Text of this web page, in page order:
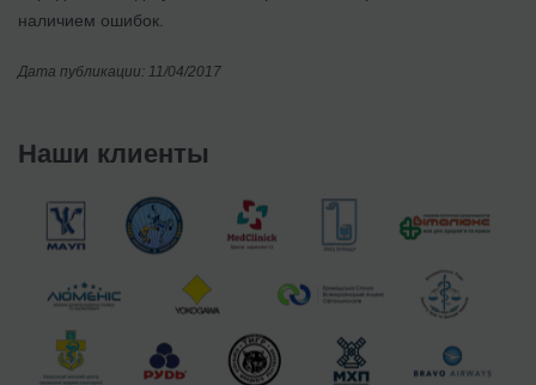
наличием ошибок.
Дата публикации: 11/04/2017
Наши клиенты